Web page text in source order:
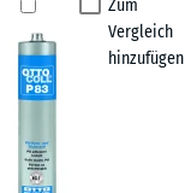
2 = "gut" (BS 7188)
mm/h (600 l/h/m²)
ca. 16°, Gruppe R10
Zum
Vergleich
hinzufügen